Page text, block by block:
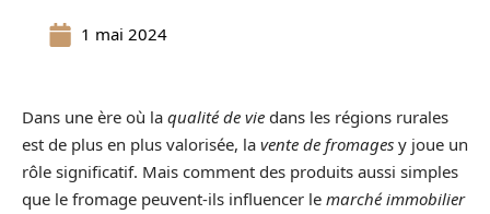
1 mai 2024
Dans une ère où la qualité de vie dans les régions rurales
est de plus en plus valorisée, la vente de fromages y joue un
rôle significatif. Mais comment des produits aussi simples
que le fromage peuvent-ils influencer le marché immobilier